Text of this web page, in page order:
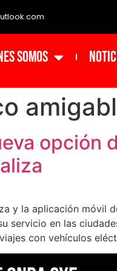
Somos
opción
y la aplicación
servicio en las
con vehículos